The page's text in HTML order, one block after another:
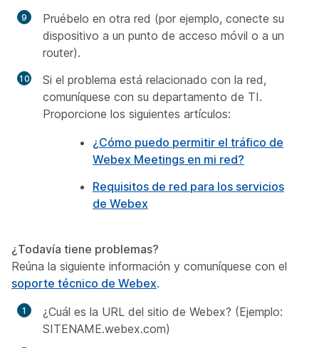
Pruébelo en otra red (por ejemplo, conecte su
dispositivo a un punto de acceso móvil o a un
router).
Si el problema está relacionado con la red,
comuníquese con su departamento de TI.
Proporcione los siguientes artículos:
¿Cómo puedo permitir el tráfico de
Webex Meetings en mi red?
Requisitos de red para los servicios
de Webex
¿Todavía tiene problemas?
Reúna la siguiente información y comuníquese con el
soporte técnico de Webex.
¿Cuál es la URL del sitio de Webex? (Ejemplo:
SITENAME.webex.com)